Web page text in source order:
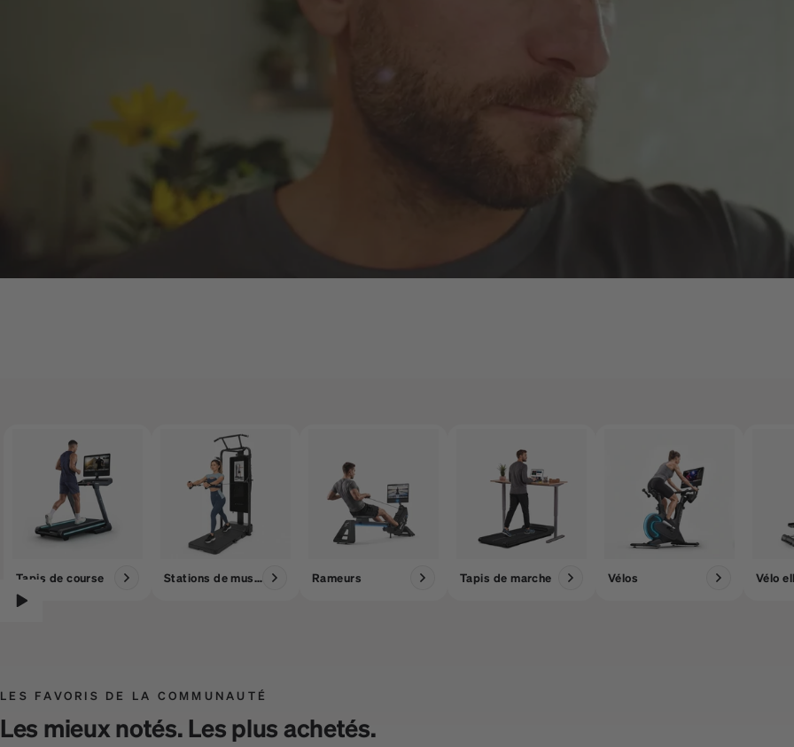
Tapis de course Stations de musculation Rameurs Tapis de marche Vélos Vélo
LES FAVORIS DE LA COMMUNAUTÉ
Les mieux notés. Les plus achetés.